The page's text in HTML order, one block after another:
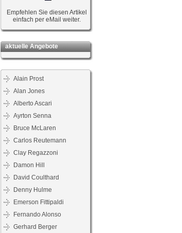
Empfehlen Sie diesen Artikel
einfach per eMail weiter.
aktuelle Angebote
Alain Prost
Alan Jones
Alberto Ascari
Ayrton Senna
Bruce McLaren
Carlos Reutemann
Clay Regazzoni
Damon Hill
David Coulthard
Denny Hulme
Emerson Fittipaldi
Fernando Alonso
Gerhard Berger